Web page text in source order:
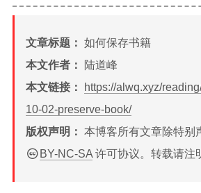
文章标题： 如何保存书籍
本文作者：
陆道峰
本文链接：
https://alwq.xyz/
10-02-preserve-book/
版权声明： 本博客所有文章除特别
BY-NC-SA 许可协议。转载请注